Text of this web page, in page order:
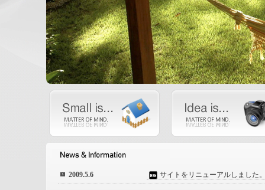
2009.5.6 サイトをリニューアルしました